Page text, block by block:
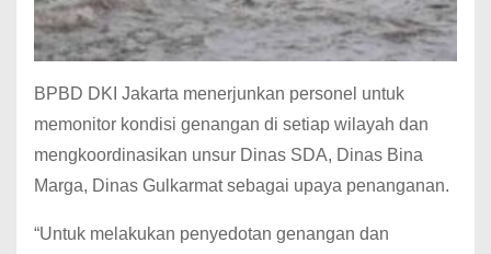
BPBD DKI Jakarta menerjunkan personel untuk
memonitor kondisi genangan di setiap wilayah dan
mengkoordinasikan unsur Dinas SDA, Dinas Bina
Marga, Dinas Gulkarmat sebagai upaya penanganan.
“Untuk melakukan penyedotan genangan dan